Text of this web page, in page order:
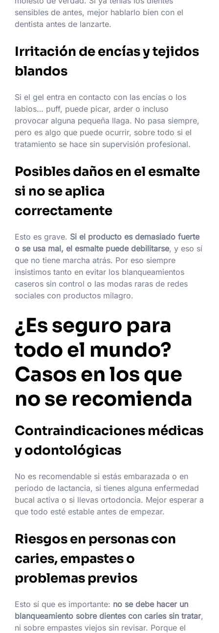
sensibles de antes, mejor hablarlo bien con el
dentista antes de lanzarte.
Irritación de encías y tejidos
blandos
Si el gel entra en contacto con las encías o los
labios… puff, puede picar, arder o incluso
provocar alguna pequeña llaga. No pasa siempre,
pero es algo que puede ocurrir, sobre todo si el
tratamiento se hace sin supervisión profesional.
Posibles daños en el esmalte
si no se aplica
correctamente
Esto es grave. Si el producto es demasiado fuerte
o se usa mal, el esmalte puede debilitarse, y eso sí
que no tiene marcha atrás. Por eso siempre
insistimos tanto en evitar los blanqueamientos
caseros sin control o las modas raras de redes
sociales con productos milagro.
¿Es seguro para
todo el mundo?
Casos en los que
no se recomienda
Contraindicaciones médicas
y odontológicas
No es recomendable si estás embarazada o en
periodo de lactancia, si tienes alguna enfermedad
bucal activa o si llevas ortodoncia. Mejor esperar a
que todo esté estable antes de empezar.
Riesgos en personas con
caries, empastes o
problemas previos
Esto sí que es importante: no se debe hacer un
blanqueamiento sobre dientes con caries sin tratar,
ni sobre empastes viejos sin revisar. Porque el